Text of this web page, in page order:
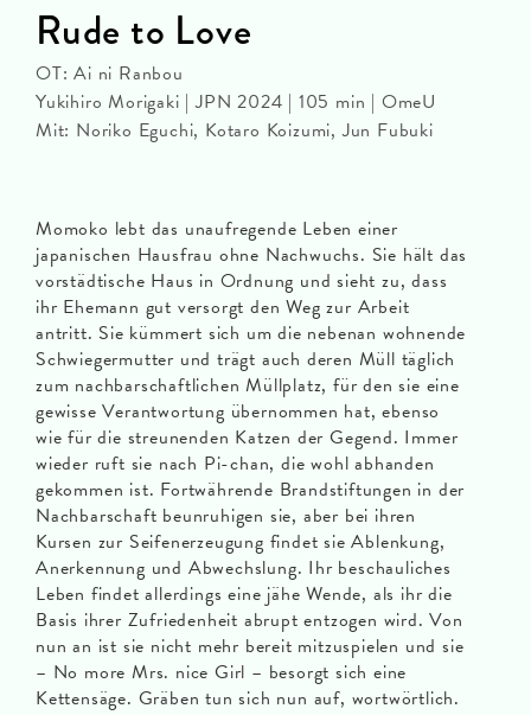
Momoko lebt das unaufregende Leben einer
japanischen Hausfrau ohne Nachwuchs. Sie hält das
vorstädtische Haus in Ordnung und sieht zu, dass
ihr Ehemann gut versorgt den Weg zur Arbeit
antritt. Sie kümmert sich um die nebenan wohnende
Schwiegermutter und trägt auch deren Müll täglich
zum nachbarschaftlichen Müllplatz, für den sie eine
gewisse Verantwortung übernommen hat, ebenso
wie für die streunenden Katzen der Gegend. Immer
wieder ruft sie nach Pi-chan, die wohl abhanden
gekommen ist. Fortwährende Brandstiftungen in der
Nachbarschaft beunruhigen sie, aber bei ihren
Kursen zur Seifenerzeugung findet sie Ablenkung,
Anerkennung und Abwechslung. Ihr beschauliches
Leben findet allerdings eine jähe Wende, als ihr die
Basis ihrer Zufriedenheit abrupt entzogen wird. Von
nun an ist sie nicht mehr bereit mitzuspielen und sie
– No more Mrs. nice Girl – besorgt sich eine
Kettensäge. Gräben tun sich nun auf, wortwörtlich.
Rude to Love
OT: Ai ni Ranbou
Yukihiro Morigaki | JPN 2024 | 105 min | OmeU
Mit: Noriko Eguchi, Kotaro Koizumi, Jun Fubuki